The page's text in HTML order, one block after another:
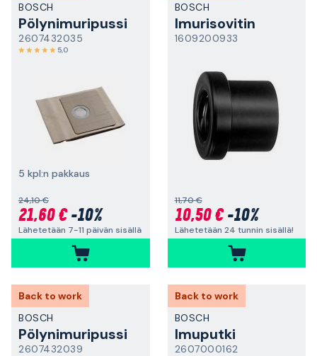
BOSCH
Pölynimuripussi
2607432035
5,0
5 kpl:n pakkaus
24,10 €
21,60 €-10%
Lähetetään 7-11 päivän sisällä
BOSCH
Imurisovitin
1609200933
11,70 €
10,50 €-10%
Lähetetään 24 tunnin sisällä!
Back to work
BOSCH
Pölynimuripussi
2607432039
Back to work
BOSCH
Imuputki
2607000162